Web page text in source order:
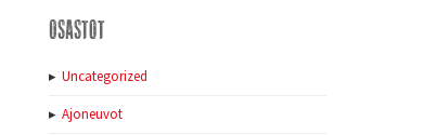
Osastot
Uncategorized
Ajoneuvot